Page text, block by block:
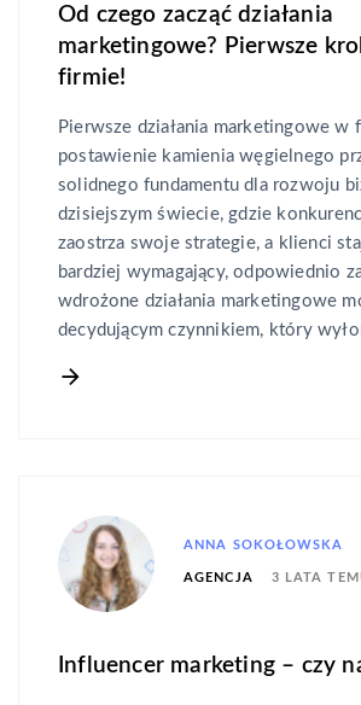
Od czego zacząć działania
marketingowe? Pierwsze
firmie!
Pierwsze działania marketingowe w
postawienie kamienia węgielnego
solidnego fundamentu dla rozwoju
dzisiejszym świecie, gdzie
zaostrza swoje strategie, a klienci
bardziej wymagający, odpowiednio
wdrożone działania marketingowe
decydującym czynnikiem, który
ANNA SOKOŁOWSKA
AGENCJA 3 LATA
Influencer marketing – czy